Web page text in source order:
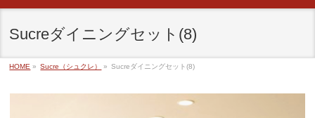
Sucreダイニングセット(8)
HOME » Sucre（シュクレ） » Sucreダイニングセット(8)